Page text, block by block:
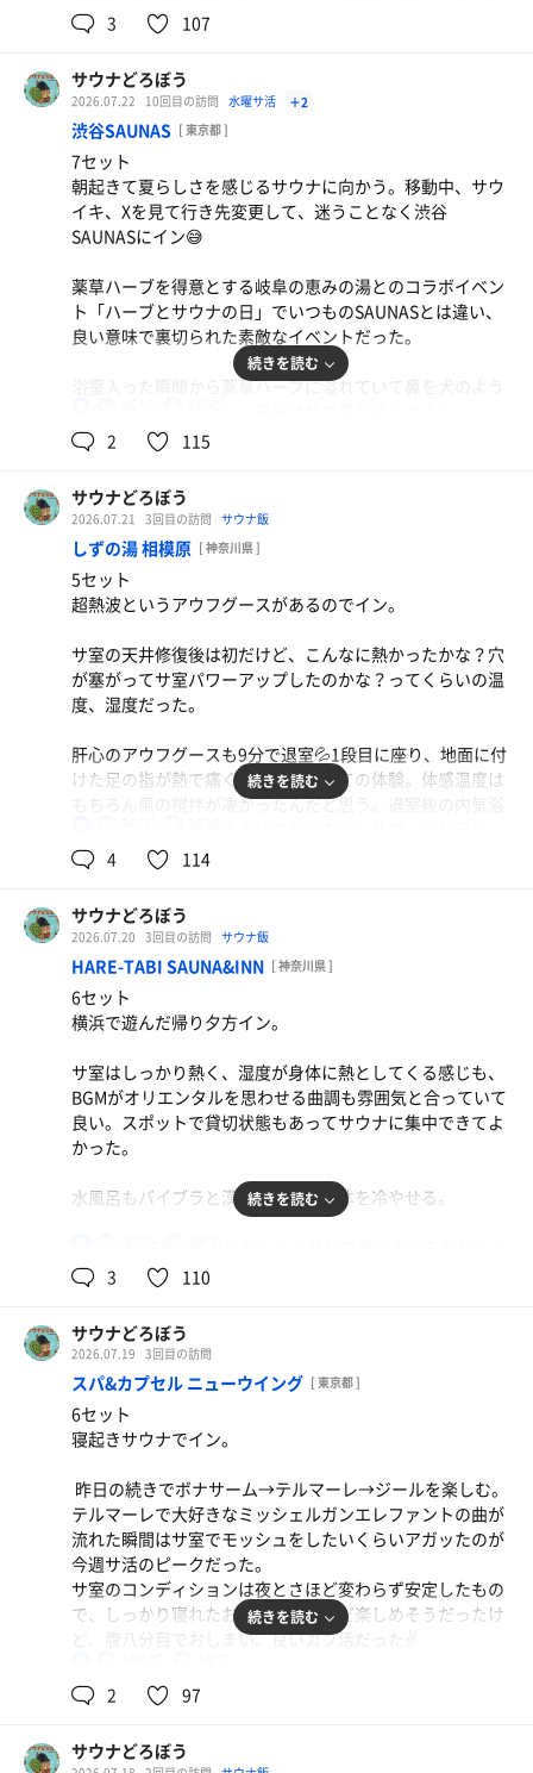
漢のジャンキーポテトサラダ、無限冷奴
どれも美味しくて、さらにサウナでマシマシ。
ロンケロ
麦茶
麦茶
麦茶
皮がもちもちで美味い。
レモン水
るライトアップされたプール、明かりのつくビル群を眺め
これを繰り返すこと8セット。完全に溶けて歩ける限界で
終了。
その後はジャグジーからの夜景、スチームサウナからの霞
む夜景、セルフロウリュサウナからロウリュしながらと
様々な夜景を眺めていた。
プール奥のリラクゼーションスペースにある現代アートの
余裕がなかった。
まだ昼間は行ってないけど、ナイトプールは捨てがたい。
どちらもまた行きたい。
3 107
サウナどろぼう
2026.07.22 10回目の訪問 水曜サ活 ＋2
渋谷SAUNAS [ 東京都 ]
7セット
朝起きて夏らしさを感じるサウナに向かう。移動中、サウ
イキ、Xを見て行き先変更して、迷うことなく渋谷
SAUNASにイン😅
薬草ハーブを得意とする岐阜の恵みの湯とのコラボイベン
ト「ハーブとサウナの日」でいつものSAUNASとは違い、
良い意味で裏切られた素敵なイベントだった。
浴室入った瞬間から薬草ハーブに溢れていて鼻を犬のよう
香りがとても良くて好み。KELOのイトスギ、バジルの組
み合わせが気に入り過ぎて7セット中3セット入るほどで、
VIHTAもヴィヒタ、ローズマリーに顔を近づけて入ってい
た。
君塚さんのハーバルリトリートは幾層にも重なってできる
くらい香りを楽しめた。
水風呂、外気浴はSAUNASが暖かい時期に合っているなと
サ道のオープニングそのもの✨
続きを読む
2 115
サウナどろぼう
2026.07.21 3回目の訪問 サウナ飯
しずの湯 相模原 [ 神奈川県 ]
5セット
超熱波というアウフグースがあるのでイン。
サ室の天井修復後は初だけど、こんなに熱かったかな？穴
が塞がってサ室パワーアップしたのかな？ってくらいの温
度、湿度だった。
肝心のアウフグースも9分で退室💦1段目に座り、地面に付
けた足の指が熱で痛くなるって初めての体験。体感温度は
もちろん風の撹拌が凄かったんだと思う。退室後の内気浴
体何が起きたか想像してしまう😅
内気浴は浴室の空間の余白が贅沢なのと、天井窓から見え
る雲が流れているところを見るのが好き。
楽しみ過ぎて帰り道真っ直ぐ歩くので精一杯だった。
続きを読む
4 114
サウナどろぼう
2026.07.20 3回目の訪問 サウナ飯
HARE-TABI SAUNA&INN [ 神奈川県 ]
6セット
横浜で遊んだ帰り夕方イン。
サ室はしっかり熱く、湿度が身体に熱としてくる感じも、
BGMがオリエンタルを思わせる曲調も雰囲気と合っていて
良い。スポットで貸切状態もあってサウナに集中できてよ
かった。
水風呂もバイブラと漢方が心地良く体を冷やせる。
とのう。
人が少ないからかスタッフロウリュウはなかったが、ハレ
タビを十分満喫できたので満足なサ活だった。
続きを読む
3 110
サウナどろぼう
2026.07.19 3回目の訪問
スパ&カプセル ニューウイング [ 東京都 ]
6セット
寝起きサウナでイン。
昨日の続きでボナサーム→テルマーレ→ジールを楽しむ。
テルマーレで大好きなミッシェルガンエレファントの曲が
流れた瞬間はサ室でモッシュをしたいくらいアガッたのが
今週サ活のピークだった。
サ室のコンディションは夜とさほど変わらず安定したもの
で、しっかり寝れたおかげでまだまだ楽しめそうだったけ
ど、腹八分目でおしまい。良いカプ活だった✌️
続きを読む
2 97
サウナどろぼう